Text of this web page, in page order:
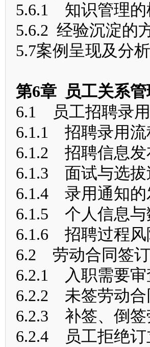
5.6.1 知识管理的
5.6.2 经验沉淀的
5.7案例呈现及分析
第6章 员工关系管
6.1 员工招聘录
6.1.1 招聘录用流
6.1.2 招聘信息发
6.1.3 面试与选拔
6.1.4 录用通知的
6.1.5 个人信息与
6.1.6 招聘过程风
6.2 劳动合同签订
6.2.1 入职需要审
6.2.2 未签劳动合
6.2.3 补签、倒签
6.2.4 员工拒绝订